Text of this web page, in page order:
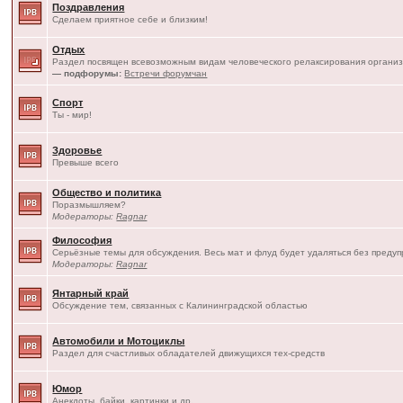
Поздравления
Сделаем приятное себе и близким!
Отдых
Раздел посвящен всевозможным видам человеческого релаксирования
— подфорумы: Встречи форумчан
Спорт
Ты - мир!
Здоровье
Превыше всего
Общество и политика
Поразмышляем?
Модераторы:Ragnar
Философия
Серьёзные темы для обсуждения. Весь мат и флуд будет удаляться без
Модераторы:Ragnar
Янтарный край
Обсуждение тем, связанных с Калининградской областью
Автомобили и Мотоциклы
Раздел для счастливых обладателей движущихся тех-средств
Юмор
Анекдоты, байки, картинки и др.